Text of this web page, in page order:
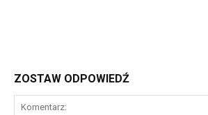
ZOSTAW ODPOWIEDŹ